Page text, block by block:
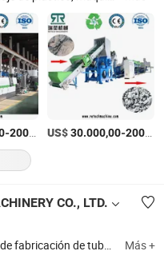
-200.000,00 /Set
US$30.000,00-200.000,00
CO., LTD.
de producción de plástico, máquina de plástico, máquina de fabricación de tuberías corrugadas, máquina de fabricación de tuberías reforzadas con fibra, máquina de fabricación de tuberías de ciruela, línea de producción de tableros de espuma Sikinning, línea de producción de tejas de resina Más +